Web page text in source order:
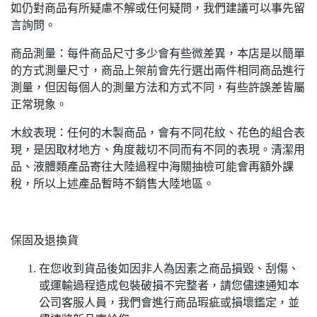
如仍對商品有所疑慮不解或任何疑問，我們建議可以事先留
言詢問。
商品測量：每件商品尺寸多少會有些微差異，本店是以簡單
的方式測量尺寸，商品上架前會先行選出兩件相同商品進行
測量，但因每個人的測量方法和方式不同，有些許誤差皆屬
正常現象。
木紋表現：任何的木製商品，會有不同花紋、花色的組合表
現，是因取材地方、角度裁切不同而有不同的表現。清潔用
品、液體類產品寄往大陸過程中海關抽檢可能會再額外課
稅，所以上述產品暫時不銷售大陸地區。
保固及退換貨
在您收到貨品後如因非人為因素之商品損毀、刮傷、
或運輸過程造成包裝破損不完整者，請您儘速通知本
公司客服人員，我們會進行商品瑕疵或損壞鑑定，並